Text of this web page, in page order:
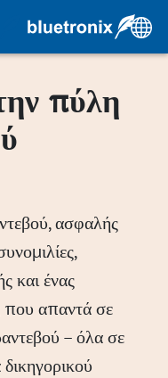
πύλη
ασφαλής
και ένας
που απαντά σε
– όλα σε